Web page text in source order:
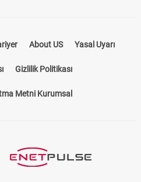
About US Yasal Uyarı
Gizlilik Politikası
Metni Kurumsal